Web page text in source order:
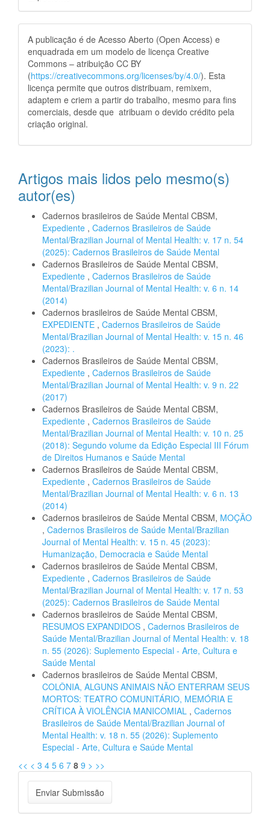
A publicação é de Acesso Aberto (Open Access) e
enquadrada em um modelo de licença Creative
Commons – atribuição CC BY
(https://creativecommons.org/licenses/by/4.0/). Esta
licença permite que outros distribuam, remixem,
adaptem e criem a partir do trabalho, mesmo para fins
comerciais, desde que atribuam o devido crédito pela
criação original.
Artigos mais lidos pelo mesmo(s)
autor(es)
Cadernos brasileiros de Saúde Mental CBSM,
Expediente , Cadernos Brasileiros de Saúde
Mental/Brazilian Journal of Mental Health: v. 17 n. 54
(2025): Cadernos Brasileiros de Saúde Mental
Cadernos Brasileiros de Saúde Mental CBSM,
Expediente , Cadernos Brasileiros de Saúde
Mental/Brazilian Journal of Mental Health: v. 6 n. 14
(2014)
Cadernos brasileiros de Saúde Mental CBSM,
EXPEDIENTE , Cadernos Brasileiros de Saúde
Mental/Brazilian Journal of Mental Health: v. 15 n. 46
(2023): .
Cadernos Brasileiros de Saúde Mental CBSM,
Expediente , Cadernos Brasileiros de Saúde
Mental/Brazilian Journal of Mental Health: v. 9 n. 22
(2017)
Cadernos Brasileiros de Saúde Mental CBSM,
Expediente , Cadernos Brasileiros de Saúde
Mental/Brazilian Journal of Mental Health: v. 10 n. 25
(2018): Segundo volume da Edição Especial III Fórum
de Direitos Humanos e Saúde Mental
Cadernos Brasileiros de Saúde Mental CBSM,
Expediente , Cadernos Brasileiros de Saúde
Mental/Brazilian Journal of Mental Health: v. 6 n. 13
(2014)
Cadernos brasileiros de Saúde Mental CBSM, MOÇÃO
, Cadernos Brasileiros de Saúde Mental/Brazilian
Journal of Mental Health: v. 15 n. 45 (2023):
Humanização, Democracia e Saúde Mental
Cadernos brasileiros de Saúde Mental CBSM,
Expediente , Cadernos Brasileiros de Saúde
Mental/Brazilian Journal of Mental Health: v. 17 n. 53
(2025): Cadernos Brasileiros de Saúde Mental
Cadernos brasileiros de Saúde Mental CBSM,
RESUMOS EXPANDIDOS , Cadernos Brasileiros de
Saúde Mental/Brazilian Journal of Mental Health: v. 18
n. 55 (2026): Suplemento Especial - Arte, Cultura e
Saúde Mental
Cadernos brasileiros de Saúde Mental CBSM,
COLÔNIA, ALGUNS ANIMAIS NÃO ENTERRAM SEUS
MORTOS: TEATRO COMUNITÁRIO, MEMÓRIA E
CRÍTICA À VIOLÊNCIA MANICOMIAL , Cadernos
Brasileiros de Saúde Mental/Brazilian Journal of
Mental Health: v. 18 n. 55 (2026): Suplemento
Especial - Arte, Cultura e Saúde Mental
<< < 3 4 5 6 7 8 9 > >>
Enviar
Submissão
Enviar Submissão